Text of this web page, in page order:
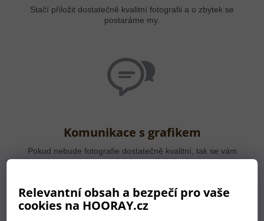
Relevantní obsah a bezpečí pro vaše
cookies na HOORAY.cz
Stačí přiložit dostatečně kvalitní fotografii a o zbytek se
postaráme my.
Komunikace s grafikem
Pokud nebude fotografie dostatečně kvalitní, tak se vám
ozveme a zkusíme najít řešení.